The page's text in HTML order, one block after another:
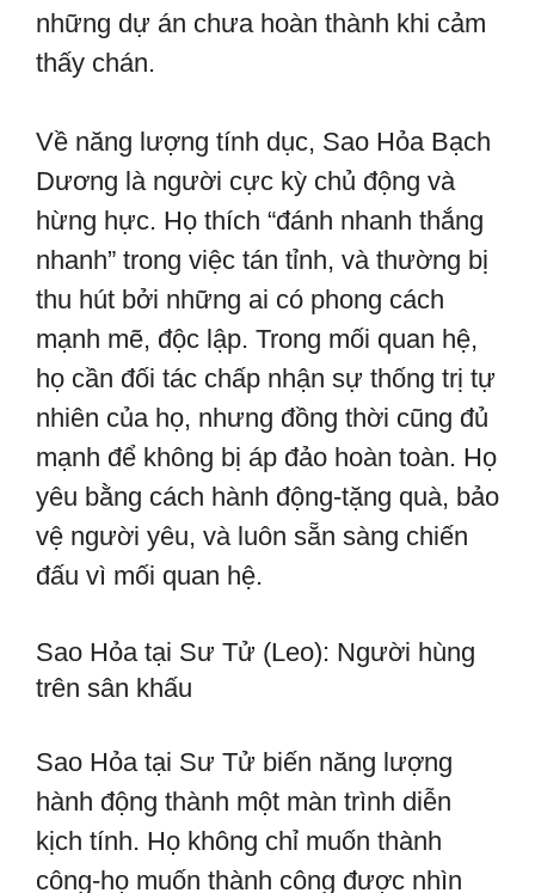
những dự án chưa hoàn thành khi cảm
thấy chán.
Về năng lượng tính dục, Sao Hỏa Bạch
Dương là người cực kỳ chủ động và
hừng hực. Họ thích “đánh nhanh thắng
nhanh” trong việc tán tỉnh, và thường bị
thu hút bởi những ai có phong cách
mạnh mẽ, độc lập. Trong mối quan hệ,
họ cần đối tác chấp nhận sự thống trị tự
nhiên của họ, nhưng đồng thời cũng đủ
mạnh để không bị áp đảo hoàn toàn. Họ
yêu bằng cách hành động-tặng quà, bảo
vệ người yêu, và luôn sẵn sàng chiến
đấu vì mối quan hệ.
Sao Hỏa tại Sư Tử (Leo): Người hùng
trên sân khấu
Sao Hỏa tại Sư Tử biến năng lượng
hành động thành một màn trình diễn
kịch tính. Họ không chỉ muốn thành
công-họ muốn thành công được nhìn